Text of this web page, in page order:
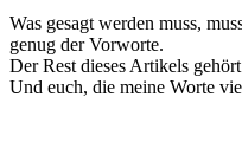
Was gesagt werden muss,
genug der Vorworte.
Der Rest dieses Artikels
Und euch, die meine Worte